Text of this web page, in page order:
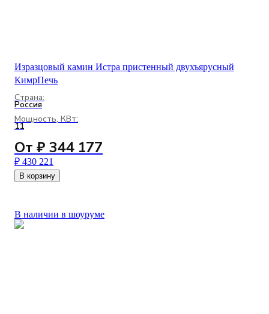
Изразцовый камин Истра пристенный двухъярусный
КимрПечь
Страна:
Россия
Мощность, КВт:
11
От ₽ 344 177
₽ 430 221
В корзину
В наличии в шоуруме